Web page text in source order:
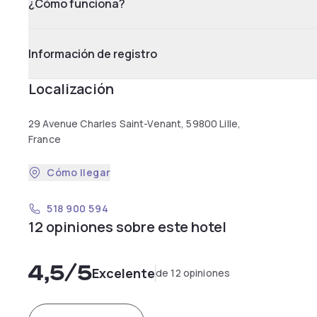
¿Cómo funciona?
Información de registro
Localización
29 Avenue Charles Saint-Venant, 59800 Lille,
France
Cómo llegar
518 900 594
12 opiniones sobre este hotel
4,5/5Excelentede 12 opiniones